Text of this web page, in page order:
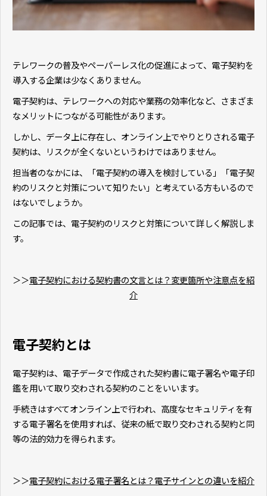
テレワークの普及やペーパーレス化の促進によって、電子契約を
導入する企業は少なくありません。
電子契約は、テレワークへの対応や業務の効率化など、さまざま
なメリットにつながる可能性があります。
しかし、データ上に存在し、オンライン上でやりとりされる電子
契約は、リスクが全くないというわけではありません。
担当者のなかには、「電子契約の導入を検討している」「電子契
約のリスクと対策について知りたい」と考えている方もいるので
はないでしょうか。
この記事では、電子契約のリスクと対策について詳しく解説しま
す。
＞＞電子契約における契約書の文言とは？変更箇所や注意点を紹
介
電子契約とは
電子契約は、電子データで作成された契約書に電子署名や電子印
鑑を用いて取り交わされる契約のことをいいます。
手続きはすべてオンライン上で行われ、高度なセキュリティを有
する電子署名を使用すれば、従来の紙で取り交わされる契約と同
等の法的効力を得られます。
＞＞電子契約における電子署名とは？電子サインとの違いを紹介